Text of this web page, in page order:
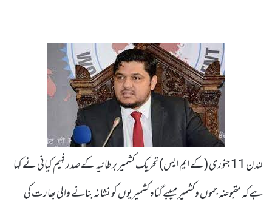
لندن 11 جنوری (کے ایم ایس) تحریک کشمیر برطانیہ کے صدر فہیم کیانی نے کہا
ہے کہ مقبوضہ جموں وکشمیر میںبے گناہ کشمیریوں کو نشانہ بنانے والی بھارت کی